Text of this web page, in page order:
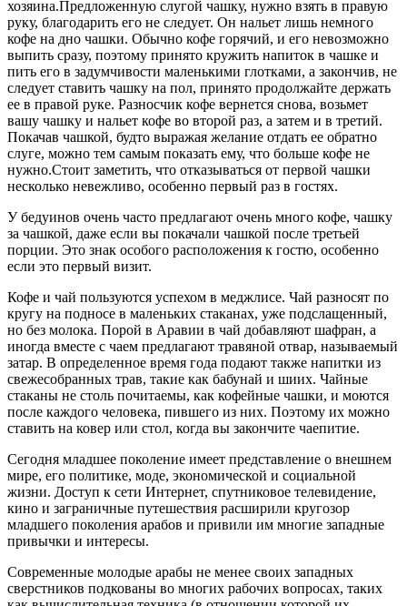
хозяина.Предложенную слугой чашку, нужно взять в правую
руку, благодарить его не следует. Он нальет лишь немного
кофе на дно чашки. Обычно кофе горячий, и его невозможно
выпить сразу, поэтому принято кружить напиток в чашке и
пить его в задумчивости маленькими глотками, а закончив, не
следует ставить чашку на пол, принято продолжайте держать
ее в правой руке. Разносчик кофе вернется снова, возьмет
вашу чашку и нальет кофе во второй раз, а затем и в третий.
Покачав чашкой, будто выражая желание отдать ее обратно
слуге, можно тем самым показать ему, что больше кофе не
нужно.Стоит заметить, что отказываться от первой чашки
несколько невежливо, особенно первый раз в гостях.
У бедуинов очень часто предлагают очень много кофе, чашку
за чашкой, даже если вы покачали чашкой после третьей
порции. Это знак особого расположения к гостю, особенно
если это первый визит.
Кофе и чай пользуются успехом в меджлисе. Чай разносят по
кругу на подносе в маленьких стаканах, уже подслащенный,
но без молока. Порой в Аравии в чай добавляют шафран, а
иногда вместе с чаем предлагают травяной отвар, называемый
затар. В определенное время года подают также напитки из
свежесобранных трав, такие как бабунай и шиих. Чайные
стаканы не столь почитаемы, как кофейные чашки, и моются
после каждого человека, пившего из них. Поэтому их можно
ставить на ковер или стол, когда вы закончите чаепитие.
Сегодня младшее поколение имеет представление о внешнем
мире, его политике, моде, экономической и социальной
жизни. Доступ к сети Интернет, спутниковое телевидение,
кино и заграничные путешествия расширили кругозор
младшего поколения арабов и привили им многие западные
привычки и интересы.
Современные молодые арабы не менее своих западных
сверстников подкованы во многих рабочих вопросах, таких